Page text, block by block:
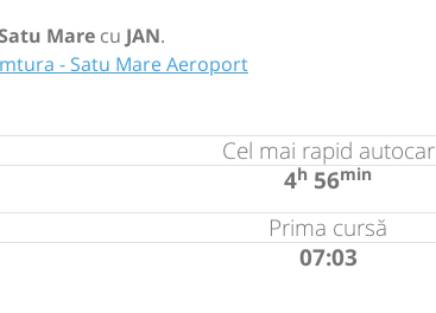
Mare cu JAN.
- Satu Mare Aeroport
Cel mai rapid autocar
4h 56min
Prima cursă
07:03